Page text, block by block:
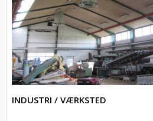
INDUSTRI / VÆRKSTED